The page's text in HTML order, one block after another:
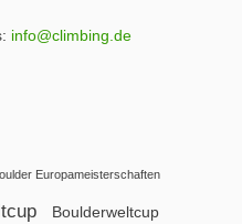
info@climbing.de
Europameisterschaften
Boulderweltcup